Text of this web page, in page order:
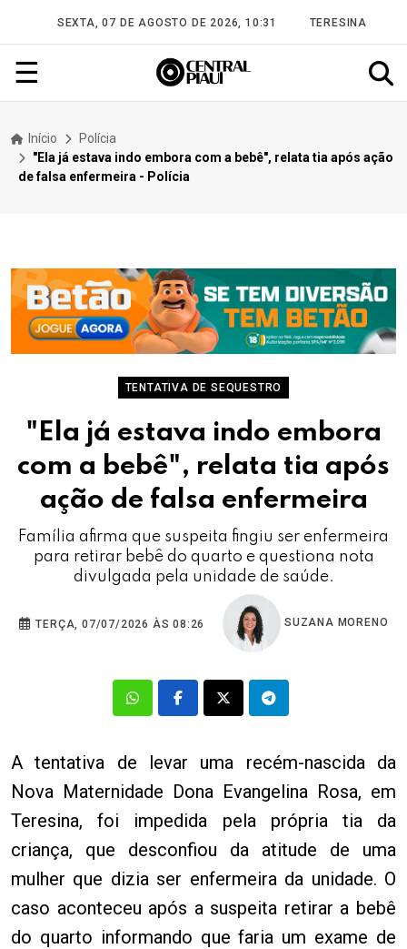
SEXTA, 07 DE AGOSTO DE 2026, 10:31 TERESINA
☰
Início
Polícia
"Ela já estava indo embora com a bebê", relata tia após ação
de falsa enfermeira - Polícia
TENTATIVA DE SEQUESTRO
"Ela já estava indo embora
com a bebê", relata tia após
ação de falsa enfermeira
Família afirma que suspeita fingiu ser enfermeira
para retirar bebê do quarto e questiona nota
divulgada pela unidade de saúde.
TERÇA, 07/07/2026 ÀS 08:26 SUZANA MORENO
A tentativa de levar uma recém-nascida da
Nova Maternidade Dona Evangelina Rosa, em
Teresina, foi impedida pela própria tia da
criança, que desconfiou da atitude de uma
mulher que dizia ser enfermeira da unidade. O
caso aconteceu após a suspeita retirar a bebê
do quarto informando que faria um exame de